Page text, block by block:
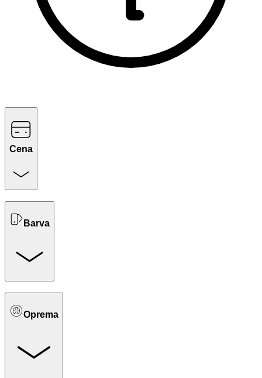
Cena
Barva
Oprema